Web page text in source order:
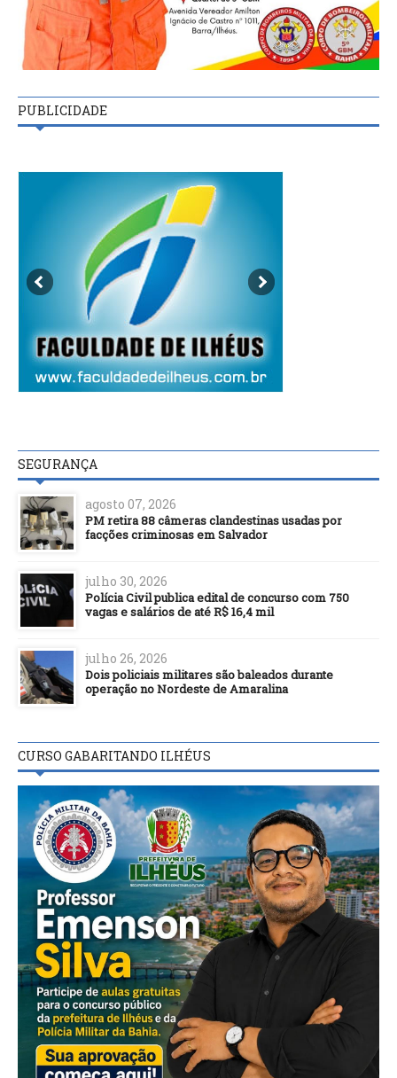
PUBLICIDADE
SEGURANÇA
agosto 07, 2026
PM retira 88 câmeras clandestinas usadas por
facções criminosas em Salvador
julho 30, 2026
Polícia Civil publica edital de concurso com 750
vagas e salários de até R$ 16,4 mil
julho 26, 2026
Dois policiais militares são baleados durante
operação no Nordeste de Amaralina
CURSO GABARITANDO ILHÉUS